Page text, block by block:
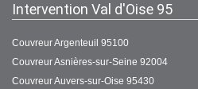
Intervention Val d'Oise 95
Couvreur Argenteuil 95100
Couvreur Asnières-sur-Seine 92004
Couvreur Auvers-sur-Oise 95430